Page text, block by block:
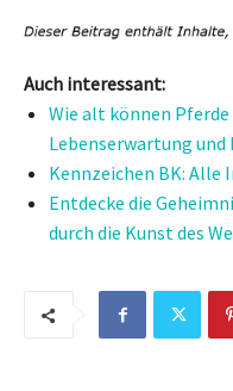
Auch interessant:
Wie alt können Pferde
Lebenserwartung und
Kennzeichen BK:
Entdecke die
durch die Kunst des